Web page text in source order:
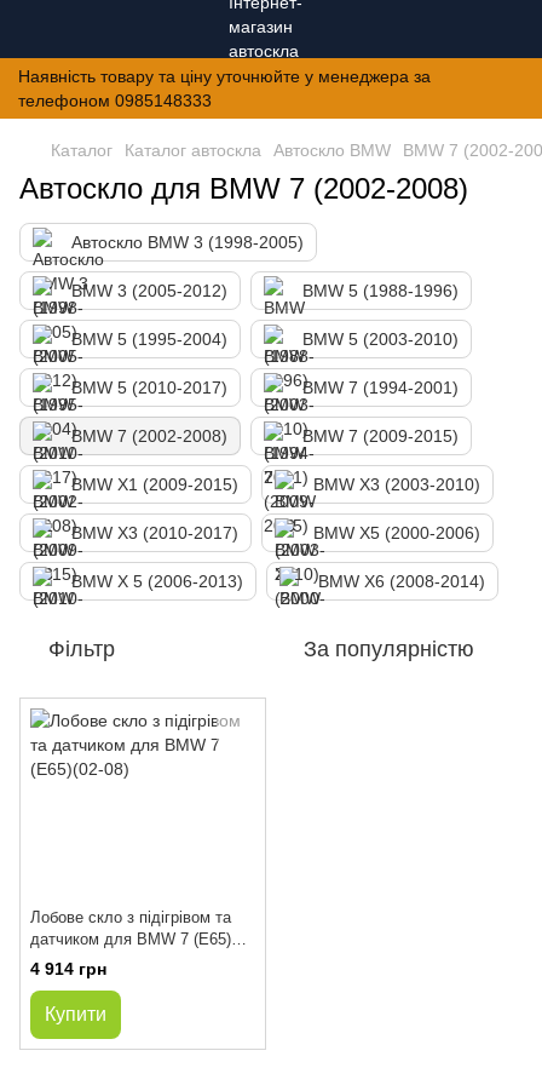
Наявність товару та ціну уточнюйте у менеджера за
телефоном 0985148333
Каталог Каталог автоскла Автоскло BMW BMW 7 (2002-
Автоскло для BMW 7 (2002-2008)
Автоскло BMW 3 (1998-2005)
BMW 3 (2005-2012) BMW 5 (1988-1996)
BMW 5 (1995-2004) BMW 5 (2003-2010)
BMW 5 (2010-2017) BMW 7 (1994-2001)
BMW 7 (2002-2008) BMW 7 (2009-2015)
BMW X1 (2009-2015) BMW X3 (2003-2010)
BMW X3 (2010-2017) BMW X5 (2000-2006)
BMW X 5 (2006-2013) BMW X6 (2008-2014)
Фільтр За популярністю
Лобове скло з підігрівом та
датчиком для BMW 7 (E65)
(02-08)
4 914 грн
Купити